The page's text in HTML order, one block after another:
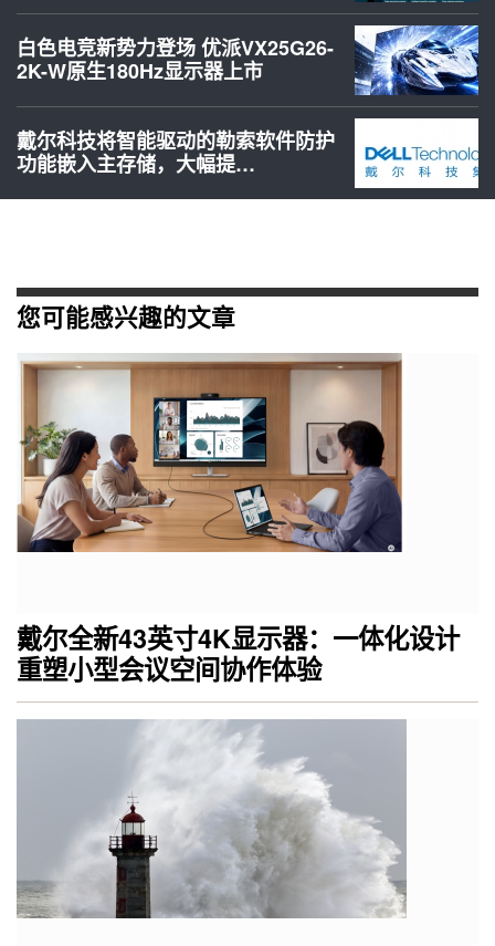
白色电竞新势力登场 优派VX25G26-
2K-W原生180Hz显示器上市
戴尔科技将智能驱动的勒索软件防护
功能嵌入主存储，大幅提…
您可能感兴趣的文章
戴尔全新43英寸4K显示器：一体化设计
重塑小型会议空间协作体验